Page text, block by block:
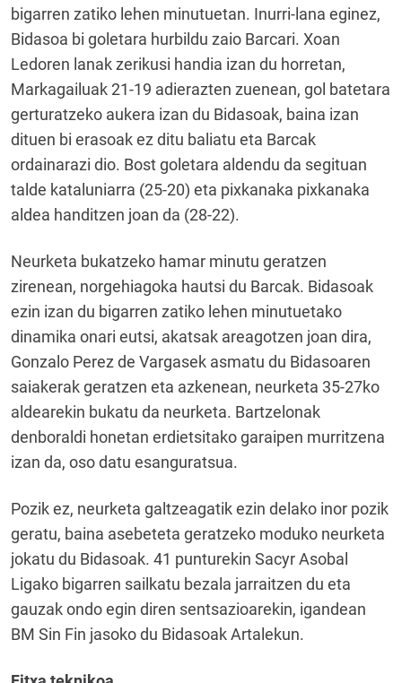
bigarren zatiko lehen minutuetan. Inurri-lana eginez,
Bidasoa bi goletara hurbildu zaio Barcari. Xoan
Ledoren lanak zerikusi handia izan du horretan,
Markagailuak 21-19 adierazten zuenean, gol batetara
gerturatzeko aukera izan du Bidasoak, baina izan
dituen bi erasoak ez ditu baliatu eta Barcak
ordainarazi dio. Bost goletara aldendu da segituan
talde kataluniarra (25-20) eta pixkanaka pixkanaka
aldea handitzen joan da (28-22).
Neurketa bukatzeko hamar minutu geratzen
zirenean, norgehiagoka hautsi du Barcak. Bidasoak
ezin izan du bigarren zatiko lehen minutuetako
dinamika onari eutsi, akatsak areagotzen joan dira,
Gonzalo Perez de Vargasek asmatu du Bidasoaren
saiakerak geratzen eta azkenean, neurketa 35-27ko
aldearekin bukatu da neurketa. Bartzelonak
denboraldi honetan erdietsitako garaipen murritzena
izan da, oso datu esanguratsua.
Pozik ez, neurketa galtzeagatik ezin delako inor pozik
geratu, baina asebeteta geratzeko moduko neurketa
jokatu du Bidasoak. 41 punturekin Sacyr Asobal
Ligako bigarren sailkatu bezala jarraitzen du eta
gauzak ondo egin diren sentsazioarekin, igandean
BM Sin Fin jasoko du Bidasoak Artalekun.